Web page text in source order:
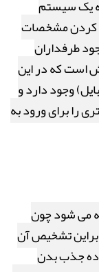
یک سیستم
کردن مشخصات
طرفداران
است که در این
وجود دارد و
را برای ورود به
می شود چون
تشخیص آن
جذب بدن